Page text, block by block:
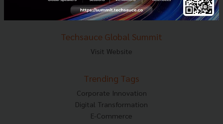
ส่งบทความ
Techsauce Global Summit
Visit Website
Trending Tags
Corporate Innovation
Digital Transformation
E-Commerce